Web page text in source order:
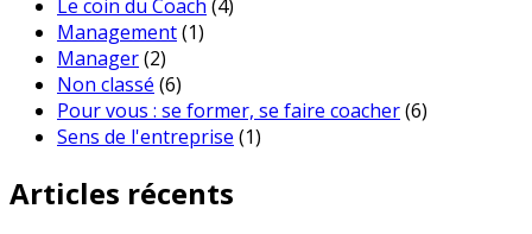
Le coin du Coach (4)
Management(1)
Manager(2)
Non classé (6)
Pour vous : se former, se faire coacher(6)
Sens de l'entreprise (1)
Articles récents